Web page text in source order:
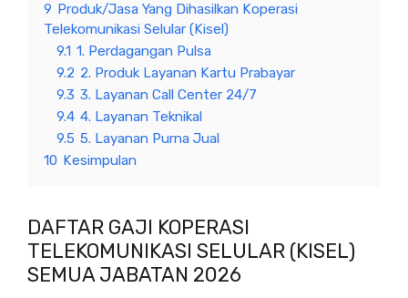
9 Produk/Jasa Yang Dihasilkan Koperasi
Telekomunikasi Selular (Kisel)
9.1 1. Perdagangan Pulsa
9.2 2. Produk Layanan Kartu Prabayar
9.3 3. Layanan Call Center 24/7
9.4 4. Layanan Teknikal
9.5 5. Layanan Purna Jual
10 Kesimpulan
DAFTAR GAJI KOPERASI
TELEKOMUNIKASI SELULAR (KISEL)
SEMUA JABATAN 2026